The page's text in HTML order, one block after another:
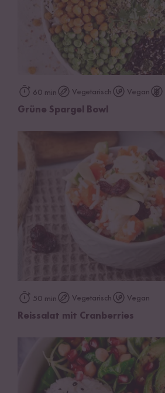
60 min Vegetarisch Vegan
Grüne Spargel Bowl
50 min Vegetarisch Vegan
Reissalat mit Cranberries